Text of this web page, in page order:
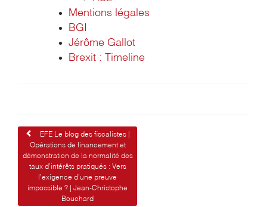
Mentions légales
BGI
Jérôme Gallot
Brexit : Timeline
Navigation
de
l’article
EFE Le blog des fiscalistes |
Opérations de financement et
démonstration de la normalité des
taux d’intérêts pratiqués : Vers
l’exigence d’une preuve
impossible ? | Jean-Christophe
Bouchard